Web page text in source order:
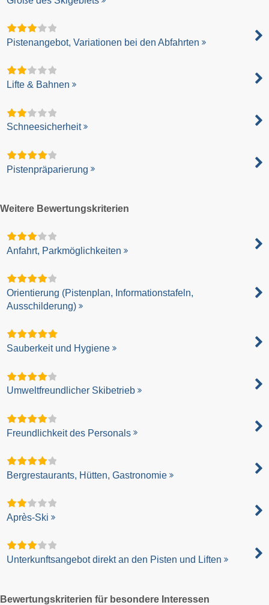
Pistenangebot, Variationen bei den Abfahrten
Lifte & Bahnen
Schneesicherheit
Pistenpräparierung
Weitere Bewertungskriterien
Anfahrt, Parkmöglichkeiten
Orientierung (Pistenplan, Informationstafeln,
Ausschilderung)
Sauberkeit und Hygiene
Umweltfreundlicher Skibetrieb
Freundlichkeit des Personals
Bergrestaurants, Hütten, Gastronomie
Après-Ski
Unterkunftsangebot direkt an den Pisten und Liften
Bewertungskriterien für besondere Interessen